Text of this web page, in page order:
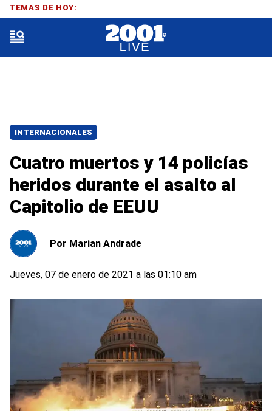
INTERNACIONALES
Cuatro muertos y 14 policías
heridos durante el asalto al
Capitolio de EEUU
Por Marian Andrade
Jueves, 07 de enero de 2021 a las 01:10 am
TEMAS DE HOY: